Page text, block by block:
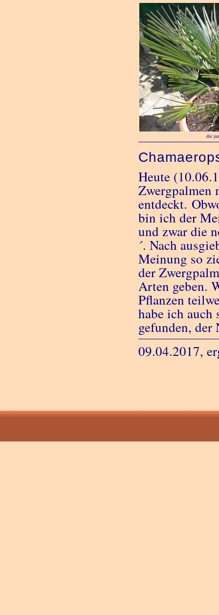
die
Heute
Zwergpalmen
entdeckt.
bin ich der
und zwar die
´. Nach
Meinung so
der
Arten geben.
Pflanzen
habe ich auch
gefunden, der
09.04.2017,